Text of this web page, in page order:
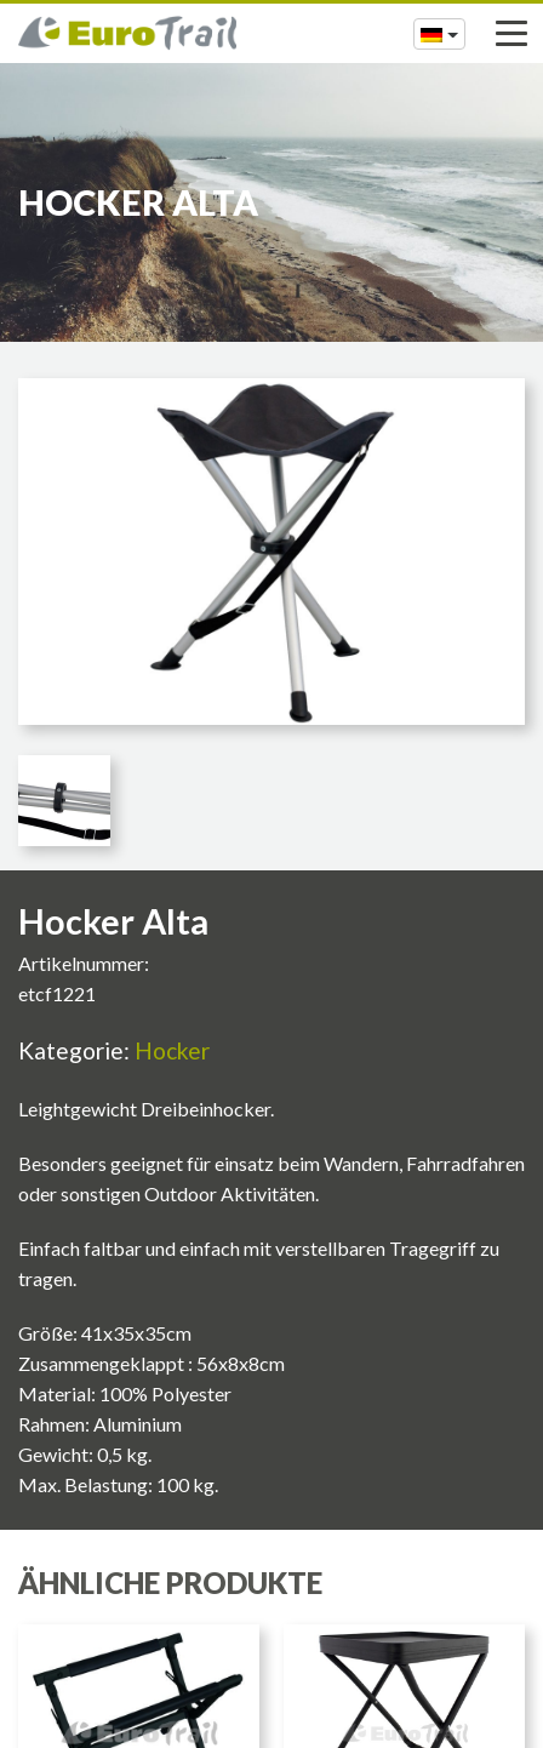
HOCKER ALTA
Hocker Alta
Artikelnummer:
etcf1221
Kategorie: Hocker
Leightgewicht Dreibeinhocker.
Besonders geeignet für einsatz beim Wandern, Fahrradfahren
oder sonstigen Outdoor Aktivitäten.
Einfach faltbar und einfach mit verstellbaren Tragegriff zu
tragen.
Größe: 41x35x35cm
Zusammengeklappt : 56x8x8cm
Material: 100% Polyester
Rahmen: Aluminium
Gewicht: 0,5 kg.
Max. Belastung: 100 kg.
ÄHNLICHE PRODUKTE